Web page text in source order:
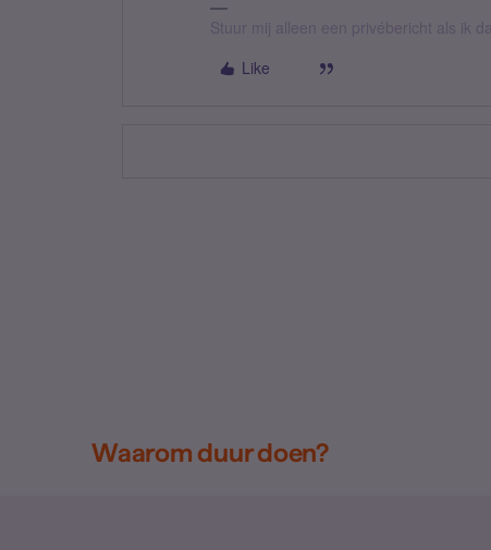
Stuur mij alleen een privébericht als ik
Like
Waarom duur doen?